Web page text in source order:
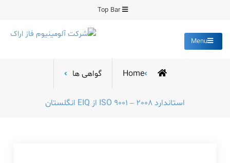
content
Top Bar
Menu
Home گواهی ها
استاندارد ISO 9001 – 2008 از EIQ انگلستان